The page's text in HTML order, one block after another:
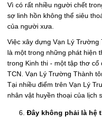
Vì có rất nhiều người chết
sợ linh hồn không thể siêu
của người xưa.
Việc xây dựng Vạn Lý
là một trong những phát hiện
trong Kinh thi - một tập thơ cổ
TCN. Vạn Lý Trường Thành
Tại nhiều điểm trên Vạn Lý
nhân vật huyền thoại của lịch
Đây không phải là hệ